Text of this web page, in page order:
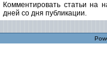
Комментировать статьи на
дней со дня публикации.